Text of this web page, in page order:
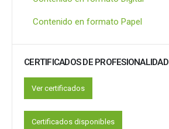
Contenido en formato Papel
CERTIFICADOS DE PROFESIONALIDAD
Ver certificados
Certificados disponibles